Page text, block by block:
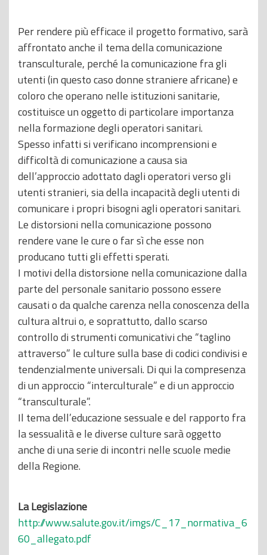
Per rendere più efficace il progetto formativo, sarà
affrontato anche il tema della comunicazione
transculturale, perché la comunicazione fra gli
utenti (in questo caso donne straniere africane) e
coloro che operano nelle istituzioni sanitarie,
costituisce un oggetto di particolare importanza
nella formazione degli operatori sanitari.
Spesso infatti si verificano incomprensioni e
difficoltà di comunicazione a causa sia
dell’approccio adottato dagli operatori verso gli
utenti stranieri, sia della incapacità degli utenti di
comunicare i propri bisogni agli operatori sanitari.
Le distorsioni nella comunicazione possono
rendere vane le cure o far sì che esse non
producano tutti gli effetti sperati.
I motivi della distorsione nella comunicazione dalla
parte del personale sanitario possono essere
causati o da qualche carenza nella conoscenza della
cultura altrui o, e soprattutto, dallo scarso
controllo di strumenti comunicativi che “taglino
attraverso” le culture sulla base di codici condivisi e
tendenzialmente universali. Di qui la compresenza
di un approccio “interculturale” e di un approccio
“transculturale”.
Il tema dell’educazione sessuale e del rapporto fra
la sessualità e le diverse culture sarà oggetto
anche di una serie di incontri nelle scuole medie
della Regione.
La Legislazione
http://www.salute.gov.it/imgs/C_17_normativa_6
60_allegato.pdf